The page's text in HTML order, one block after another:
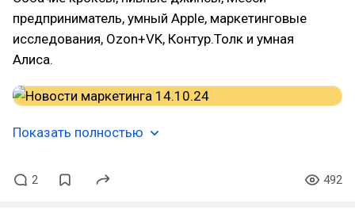
предприниматель, умный Apple, маркетинговые
исследования, Ozon+VK, Контур.Толк и умная
Алиса.
Показать полностью
2 492